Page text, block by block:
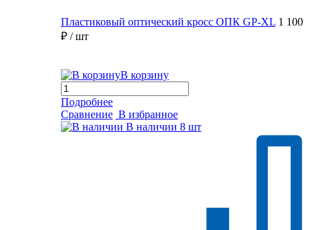
Пластиковый оптический кросс ОПК GP-XL 1 100
₽ / шт
В корзину
Подробнее
Сравнение В избранное
В наличии 8 шт